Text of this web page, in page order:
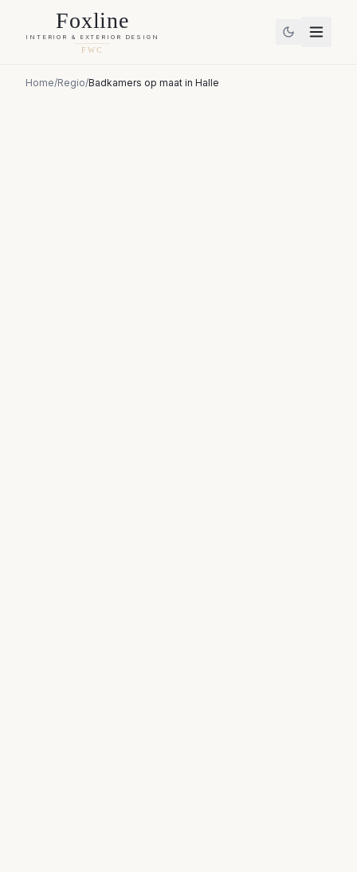
Foxline
INTERIOR & EXTERIOR DESIGN
FWC
Home/Regio/Badkamers op maat in Halle